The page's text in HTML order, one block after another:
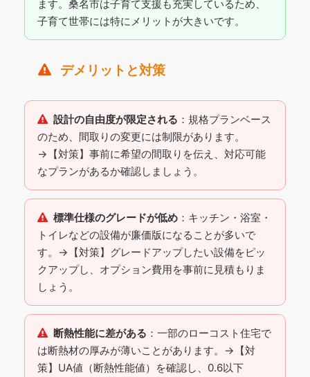
ます。桑名市は子育て支援も充実しているため、
子育て世帯には特にメリットが大きいです。
デメリットと対策
設計の自由度が限定される ：規格プランベース
のため、間取りの変更には制限があります。
→【対策】事前に希望の間取りを伝え、対応可能
なプランがあるか確認しましょう。
標準仕様のグレードが低め ：キッチン・浴室・
トイレなどの設備が廉価版になることが多いで
す。→【対策】グレードアップしたい設備をピッ
クアップし、オプション費用を事前に見積もりま
しょう。
断熱性能に差がある ：一部のローコスト住宅で
は断熱材の厚みが薄いことがあります。→【対
策】UA値（断熱性能値）を確認し、0.6以下